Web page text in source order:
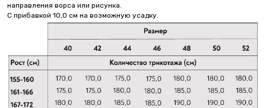
направления ворса или рисунка.
С прибавкой 10,0 см на возможную усадку.